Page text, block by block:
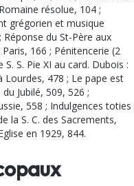
résolue, 104 ;
grégorien et musique
du St-Père aux
166 ; Pénitencerie (2
S. Pie XI au card. Dubois :
Lourdes, 478 ; Le pape est
Jubilé, 509, 526 ;
558 ; Indulgences toties
la S. C. des Sacrements,
en 1929, 844.